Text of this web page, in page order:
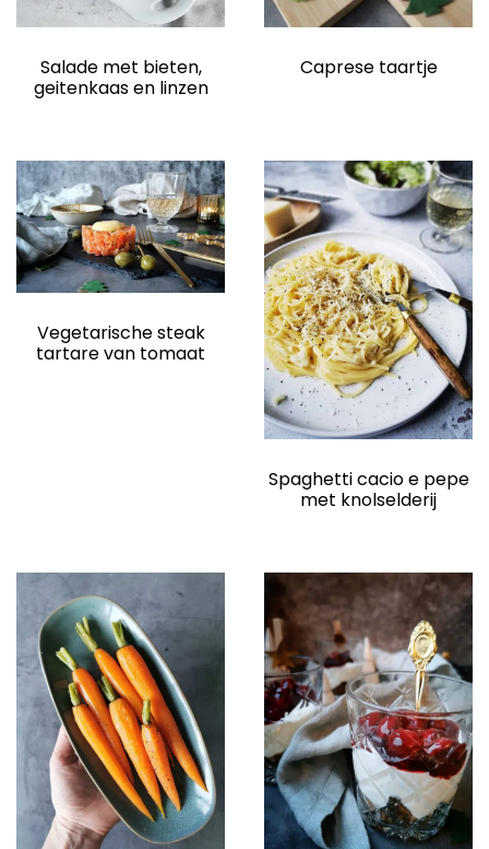
Salade met bieten,
geitenkaas en linzen
Caprese taartje
Vegetarische steak
tartare van tomaat
Spaghetti cacio e pepe
met knolselderij